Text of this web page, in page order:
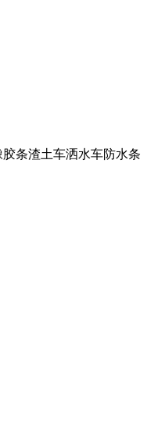
条渣土车洒水车防水条